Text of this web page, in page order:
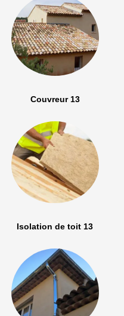
Couvreur 13
Isolation de toit 13